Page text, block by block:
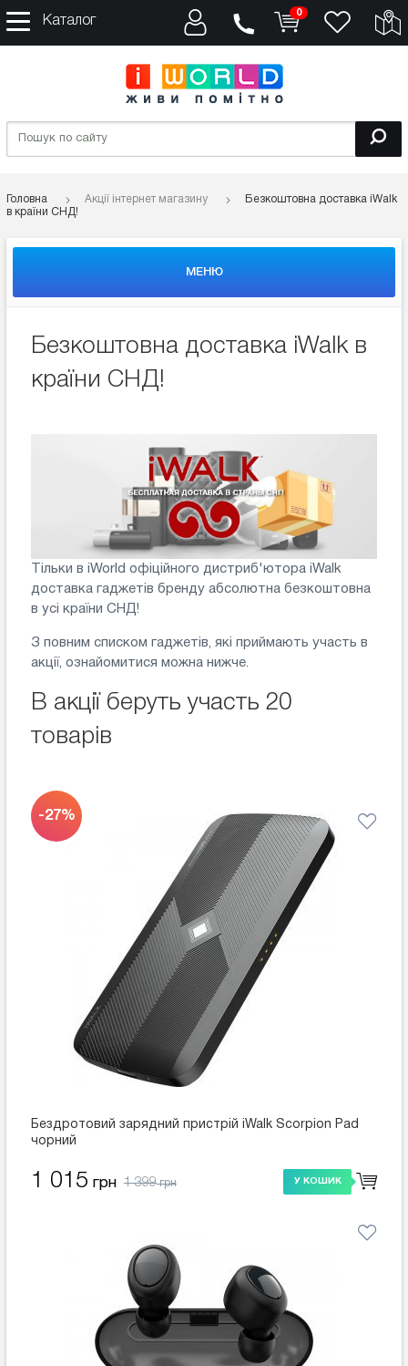
Каталог
0
Головна Акції інтернет магазину
Безкоштовна доставка iWalk
в країни СНД!
МЕНЮ
Безкоштовна доставка iWalk в
країни СНД!
Тільки в iWorld офіційного дистриб'ютора iWalk
доставка гаджетів бренду абсолютна безкоштовна
в усі країни СНД!
З повним списком гаджетів, які приймають участь в
акції, ознайомитися можна нижче.
В акції беруть участь 20
товарів
-27%
Бездротовий зарядний пристрій iWalk Scorpion Pad
чорний
1 015 грн 1 399грн У КОШИК